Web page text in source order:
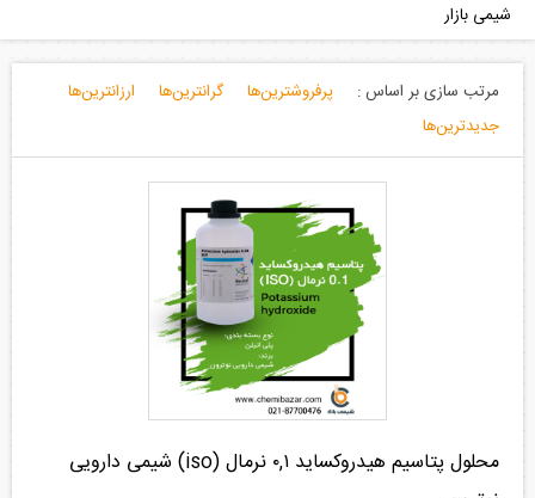
شیمی بازار
مرتب سازی بر اساس :
محلول پتاسیم هیدروکساید ۰,۱ نرمال (iso) شیمی دارویی